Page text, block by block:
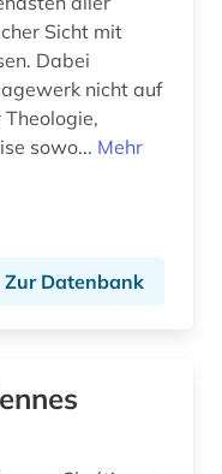
Sicht mit
Dabei
nicht auf
sowo... Mehr
Zur Datenbank